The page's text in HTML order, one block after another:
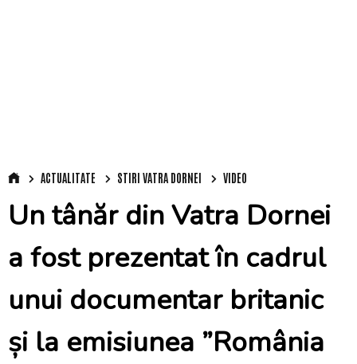
ACTUALITATE STIRI VATRA DORNEI VIDEO
Un tânăr din Vatra Dornei
a fost prezentat în cadrul
unui documentar britanic
și la emisiunea ”România